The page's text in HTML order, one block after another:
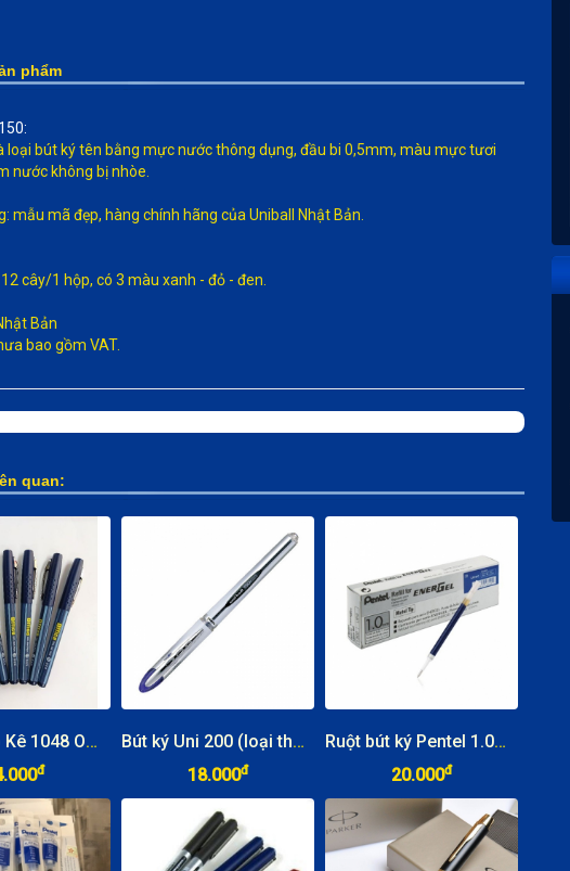
phẩm
loại bút ký tên bằng mực nước thông dụng, đầu bi 0,5mm, màu mực tươi
nước không bị nhòe.
mẫu mã đẹp, hàng chính hãng của Uniball Nhật Bản.
cây/1 hộp, có 3 màu xanh - đỏ - đen.
Bản
bao gồm VAT.
quan:
Bút ký Bao Kê 1048 Office
đ
Bút ký Uni 200 (loại thường)
18.000đ
Ruột bút ký Pentel 1.0mm
20.000đ